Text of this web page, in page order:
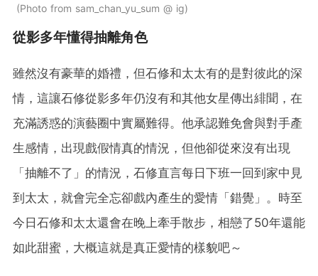
Photo from sam_chan_yu_sum @ ig
從影多年懂得抽離角色
雖然沒有豪華的婚禮，但石修和太太有的是對彼此的深
情，這讓石修從影多年仍沒有和其他女星傳出緋聞，在
充滿誘惑的演藝圈中實屬難得。他承認難免會與對手產
生感情，出現戲假情真的情況，但他卻從來沒有出現
「抽離不了」的情況，石修直言每日下班一回到家中見
到太太，就會完全忘卻戲內產生的愛情「錯覺」。時至
今日石修和太太還會在晚上牽手散步，相戀了50年還能
如此甜蜜，大概這就是真正愛情的樣貌吧～